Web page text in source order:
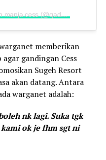
A post shared by panggilan manja cess (@qadejah_terlajaklaris)
memberikan
gandingan Cess
Sugeh Resort
akan datang. Antara
warganet adalah:
nk lagi. Suka tgk
kami ok je fhm sgt ni